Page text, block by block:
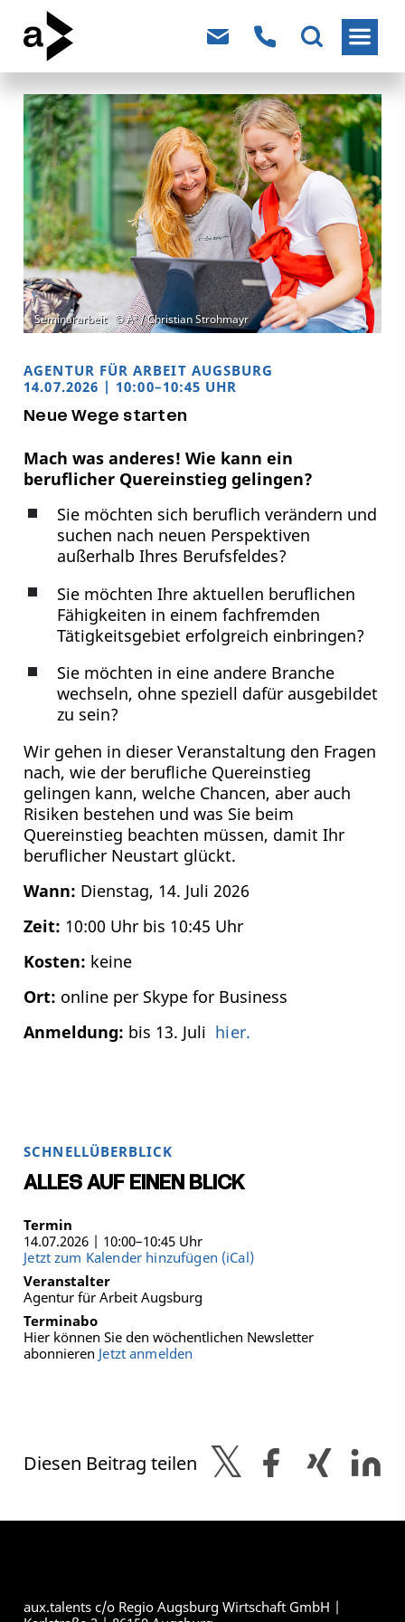
AGENTUR FÜR ARBEIT AUGSBURG
14.07.2026 | 10:00–10:45 UHR
Neue Wege starten
Mach was anderes! Wie kann ein
beruflicher Quereinstieg gelingen?
Sie möchten sich beruflich verändern und
suchen nach neuen Perspektiven
außerhalb Ihres Berufsfeldes?
Sie möchten Ihre aktuellen beruflichen
Fähigkeiten in einem fachfremden
Tätigkeitsgebiet erfolgreich einbringen?
Sie möchten in eine andere Branche
wechseln, ohne speziell dafür ausgebildet
zu sein?
Wir gehen in dieser Veranstaltung den Fragen
nach, wie der berufliche Quereinstieg
gelingen kann, welche Chancen, aber auch
Risiken bestehen und was Sie beim
Quereinstieg beachten müssen, damit Ihr
beruflicher Neustart glückt.
Wann: Dienstag, 14. Juli 2026
Zeit: 10:00 Uhr bis 10:45 Uhr
Kosten: keine
Ort: online per Skype for Business
Anmeldung: bis 13. Juli hier.
SCHNELLÜBERBLICK
ALLES AUF EINEN BLICK
Termin
14.07.2026 | 10:00–10:45 Uhr
Jetzt zum Kalender hinzufügen (iCal)
Veranstalter
Agentur für Arbeit Augsburg
Terminabo
Hier können Sie den wöchentlichen Newsletter
abonnieren Jetzt anmelden
Diesen Beitrag teilen
aux.talents c/o Regio Augsburg Wirtschaft GmbH |